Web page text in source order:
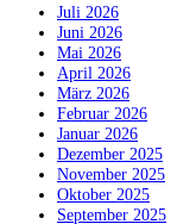
Juli 2026
Juni 2026
Mai 2026
April 2026
März 2026
Februar 2026
Januar 2026
Dezember 2025
November 2025
Oktober 2025
September 2025